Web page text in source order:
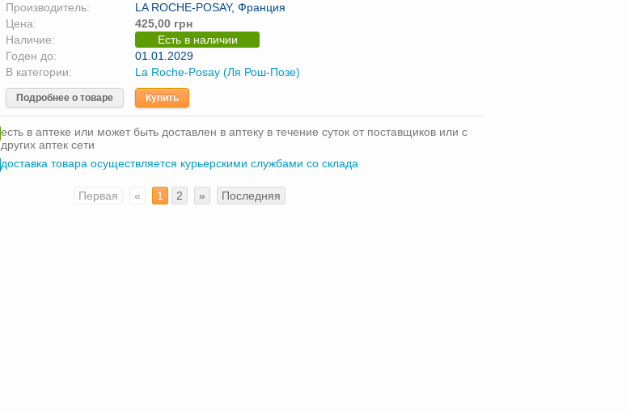
Производитель:
LA ROCHE-POSAY, Франция
Цена:
425,00 грн
Наличие:
Есть в наличии
Годен до:
01.01.2029
В категории:
La Roche-Posay (Ля Рош-Позе)
Подробнее о товаре Купить
есть в аптеке или может быть доставлен в аптеку в течение суток от поставщиков или с
других аптек сети
доставка товара осуществляется курьерскими службами со склада
Первая « 1 2 » Последняя